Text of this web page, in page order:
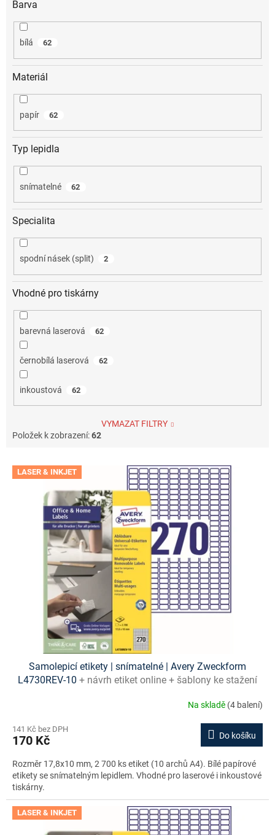
Barva
bílá 62
Materiál
papír 62
Typ lepidla
snímatelné 62
Specialita
spodní násek (split) 2
Vhodné pro tiskárny
barevná laserová 62
černobílá laserová 62
inkoustová 62
VYMAZAT FILTRY
Položek k zobrazení:62
V LASER & INKJET
Samolepicí etikety | snímatelné | Avery Zweckform
L4730REV-10 + návrh etiket online + šablony ke stažení
Na skladě (4 balení)
141 Kč bez DPH
170 Kč Do košíku
Rozměr 17,8x10 mm, 2 700 ks etiket (10 archů A4). Bílé papírové
etikety se snímatelným lepidlem. Vhodné pro laserové i inkoustové
tiskárny.
LASER & INKJET